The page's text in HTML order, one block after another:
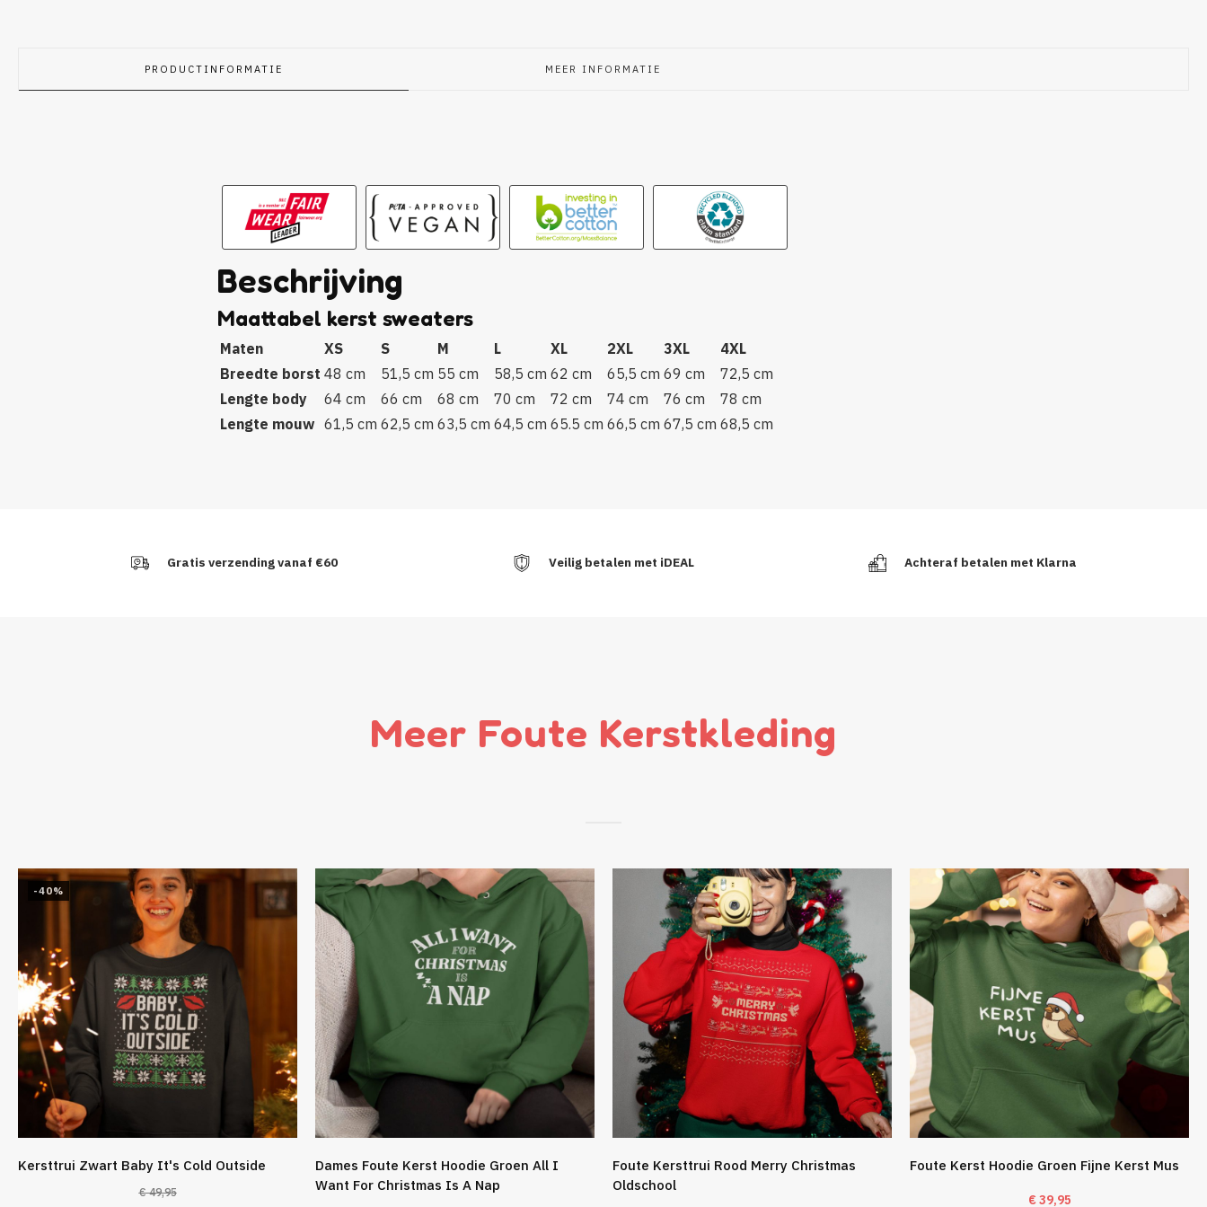
PRODUCTINFORMATIE MEER INFORMATIE
Beschrijving
Maattabel kerst sweaters
Maten XS S M L XL 2XL 3XL
4XL
Breedte borst 48 cm 51,5 cm 55 cm 58,5 cm 62 cm 65,5 cm 69 cm
72,5 cm
Lengte body
64 cm 66 cm 68 cm 70 cm 72 cm 74 cm 76 cm
78 cm
Lengte mouw 61,5 cm 62,5 cm 63,5 cm 64,5 cm 65.5 cm 66,5 cm 67,5 cm 68,5 cm
Gratis verzending vanaf €60 Veilig betalen met iDEAL Achteraf betalen met Klarna
Meer Foute Kerstkleding
-40%
Kersttrui Zwart Baby It's Cold Outside
€49,95
Dames Foute Kerst Hoodie Groen All I
Want For Christmas Is A Nap
Foute Kersttrui Rood Merry Christmas
Oldschool
Foute Kerst Hoodie Groen Fijne Kerst Mus
€39,95